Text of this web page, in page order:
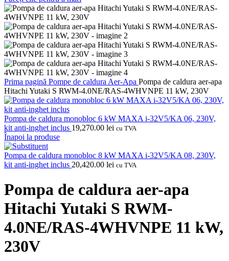
Prima pagină Pompe de caldura Aer-Apa Pompa de caldura aer-apa
Hitachi Yutaki S RWM-4.0NE/RAS-4WHVNPE 11 kW, 230V
Pompa de caldura monobloc 6 kW MAXA i-32V5/KA 06, 230V,
kit anti-inghet inclus 19,270.00 lei cu TVA
Înapoi la produse
Pompa de caldura monobloc 8 kW MAXA i-32V5/KA 08, 230V,
kit anti-inghet inclus 20,420.00 lei cu TVA
Pompa de caldura aer-apa
Hitachi Yutaki S RWM-
4.0NE/RAS-4WHVNPE 11 kW,
230V